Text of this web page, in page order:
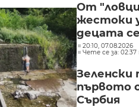
От
жестоки
децата
20:10, 07.08.2026
Чете се за: 02:37
Зеленски
първото
Сърбия